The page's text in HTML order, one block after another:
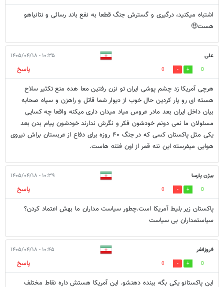
اشتباه میکنید، درگیری و گسترش جنگ قطعا به نفع باند رسائی و نتانیاهو
هست🤑
علی ۱۰:۳۵ - ۱۴۰۵/۰۴/۱۸
0
0
پاسخ
هرچی آمریکا زد چشم پوشی ایران تو نزن رفتین معا هده منع تکثیر سلاح
هسته ای رو پار کردین حال خوب از دیوار شما قاتل و راهزن و سپاه صحابه
بیان داخل ایران بعد مادر عروس میاد میدان داری میکنه واقعا چه کسایی
مسئولان ما نمی دونم خودشون فکر و نگرش ندارند خودشون پیام بدن بعد
یکی مثل پاکستان کسی که در جنگ ۴۰ روزه برای دفاع از عربستان براش نیروی
هوایی میفرسته این ننه قمر از اون فتنه هاست.
بیژن پارسا ۱۰:۳۹ - ۱۴۰۵/۰۴/۱۸
0
0
پاسخ
پاکستان زیر بلیط آمریکا است.چطور سیاست مداران ما بهش اعتماد کردن؟
سیاستمداران بی سیاست
فروزانفر ۱۰:۴۵ - ۱۴۰۵/۰۴/۱۸
0
0
پاسخ
این پاکستانو یکی بگه ببنده دهنشو. این آمریکا هستش داره نقاط مختلف